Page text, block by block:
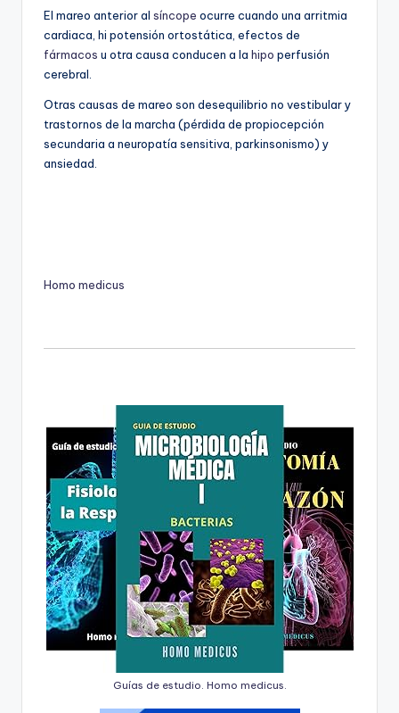
El mareo anterior al síncope ocurre cuando una arritmia
cardiaca, hi potensión ortostática, efectos de
fármacos u otra causa conducen a la hipo perfusión
cerebral.
Otras causas de mareo son desequilibrio no vestibular y
trastornos de la marcha (pérdida de propiocepción
secundaria a neuropatía sensitiva, parkinsonismo) y
ansiedad.
Homo medicus
Guías de estudio. Homo medicus.